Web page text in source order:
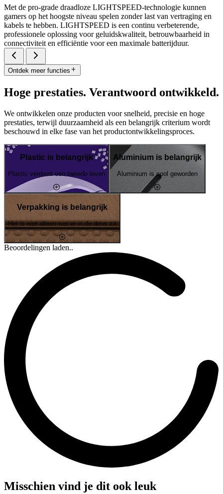
Met de pro-grade draadloze LIGHTSPEED-technologie kunnen
gamers op het hoogste niveau spelen zonder last van vertraging en
kabels te hebben. LIGHTSPEED is een continu verbeterende,
professionele oplossing voor geluidskwaliteit, betrouwbaarheid in
connectiviteit en efficiëntie voor een maximale batterijduur.
Ontdek meer functies
Hoge prestaties. Verantwoord ontwikkeld.
We ontwikkelen onze producten voor snelheid, precisie en hoge
prestaties, terwijl duurzaamheid als een belangrijk criterium wordt
beschouwd in elke fase van het productontwikkelingsproces.
Plastic is belangrijk
Plastic verdient een tweede leven
Aluminium is belangrijk
Aluminium is cool geworden
Verpakking is belangrijk
Het is niet alleen wat er in de doos zit
Beoordelingen laden..
Misschien vind je dit ook leuk